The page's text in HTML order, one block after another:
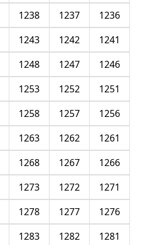
1236
1237
1238
1241
1242
1243
1246
1247
1248
1251
1252
1253
1256
1257
1258
1261
1262
1263
1266
1267
1268
1271
1272
1273
1276
1277
1278
1281
1282
1283